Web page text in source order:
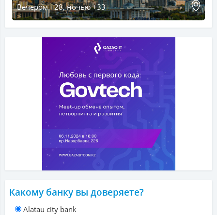
Вечером +28, ночью +33
Какому банку вы доверяете?
Alatau city bank